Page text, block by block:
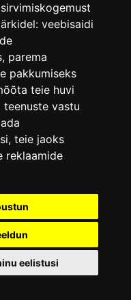
veebisaidi
, parema
pakkumiseks
teie huvi
vastu
, teie jaoks
reklaamide
eelistusi
4178